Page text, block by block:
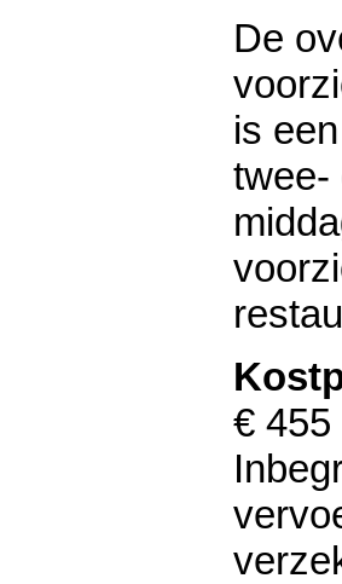
De
is
twee-
€ 455